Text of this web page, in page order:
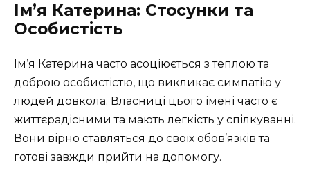
Ім’я Катерина: Стосунки та
Особистість
Ім’я Катерина часто асоціюється з теплою та
доброю особистістю, що викликає симпатію у
людей довкола. Власниці цього імені часто є
життєрадісними та мають легкість у спілкуванні.
Вони вірно ставляться до своїх обов’язків та
готові завжди прийти на допомогу.